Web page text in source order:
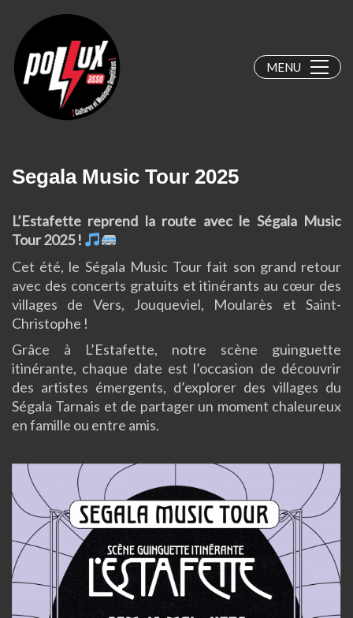
MENU
Segala Music Tour 2025
L’Estafette reprend la route avec le Ségala Music
Tour 2025 !
Cet été, le Ségala Music Tour fait son grand retour
avec des concerts gratuits et itinérants au cœur des
villages de Vers, Jouqueviel, Moularès et Saint-
Christophe !
Grâce à L’Estafette, notre scène guinguette
itinérante, chaque date est l’occasion de découvrir
des artistes émergents, d’explorer des villages du
Ségala Tarnais et de partager un moment chaleureux
en famille ou entre amis.